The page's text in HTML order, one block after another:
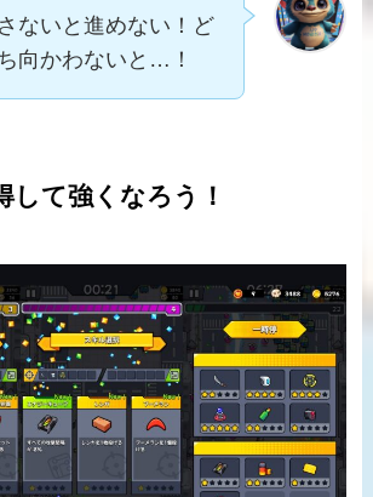
ないと進めない！ど
向かわないと…！
して強くなろう！